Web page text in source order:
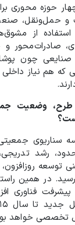
حوزه محوری
و حمل‌ونقل،
از
صادرات‌محور و
صنایعی چون
که هم نیاز
وضعیت
رشد
در همین
فناوری
تخصصی خواهد